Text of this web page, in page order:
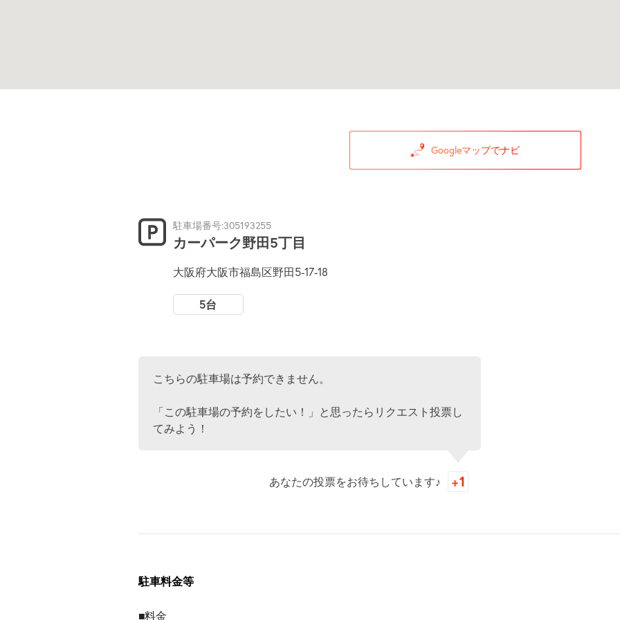
Googleマップでナビ
駐車場番号:305193255
カーパーク野田5丁目
大阪府大阪市福島区野田5-17-18
5台
こちらの駐車場は予約できません。
「この駐車場の予約をしたい！」と思ったらリクエスト投票し
てみよう！
あなたの投票をお待ちしています♪
駐車料金等
■料金